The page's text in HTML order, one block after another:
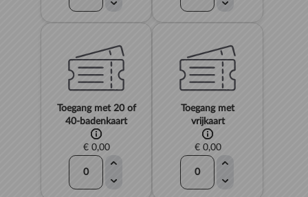
Toegang met 20 of
40-badenkaart
€ 0,00
Toegang met
vrijkaart
€ 0,00